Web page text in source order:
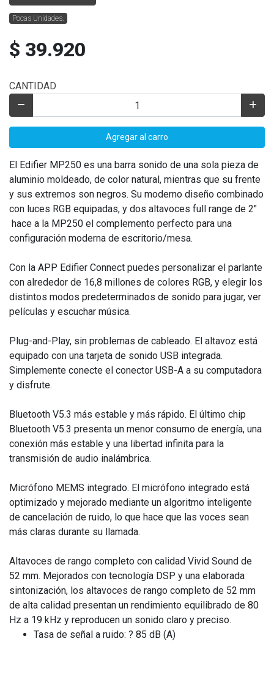
Pocas Unidades.
$ 39.920
CANTIDAD
Agregar al carro
El Edifier MP250 es una barra sonido de una sola pieza de
aluminio moldeado, de color natural, mientras que su frente
y sus extremos son negros. Su moderno diseño combinado
con luces RGB equipadas, y dos altavoces full range de 2"
hace a la MP250 el complemento perfecto para una
configuración moderna de escritorio/mesa.
Con la APP Edifier Connect puedes personalizar el parlante
con alrededor de 16,8 millones de colores RGB, y elegir los
distintos modos predeterminados de sonido para jugar, ver
películas y escuchar música.
Plug-and-Play, sin problemas de cableado. El altavoz está
equipado con una tarjeta de sonido USB integrada.
Simplemente conecte el conector USB-A a su computadora
y disfrute.
Bluetooth V5.3 más estable y más rápido. El último chip
Bluetooth V5.3 presenta un menor consumo de energía, una
conexión más estable y una libertad infinita para la
transmisión de audio inalámbrica.
Micrófono MEMS integrado. El micrófono integrado está
optimizado y mejorado mediante un algoritmo inteligente
de cancelación de ruido, lo que hace que las voces sean
más claras durante su llamada.
Altavoces de rango completo con calidad Vivid Sound de
52 mm. Mejorados con tecnología DSP y una elaborada
sintonización, los altavoces de rango completo de 52 mm
de alta calidad presentan un rendimiento equilibrado de 80
Hz a 19 kHz y reproducen un sonido claro y preciso.
Tasa de señal a ruido: ? 85 dB (A)